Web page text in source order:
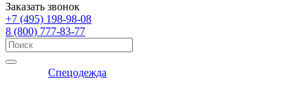
Заказать звонок
+7 (495) 198-98-08
8 (800) 777-83-77
Спецодежда